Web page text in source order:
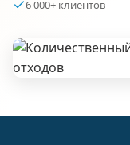
6 000+ клиентов